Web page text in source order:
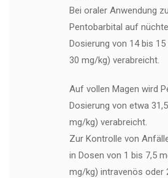
Bei oraler Anwendung
Pentobarbital auf
Dosierung von 14 bis
30 mg/kg) verabreicht.
Auf vollen Magen wird
Dosierung von etwa
mg/kg) verabreicht.
Zur Kontrolle von
in Dosen von 1 bis 7,5
mg/kg) intravenös oder